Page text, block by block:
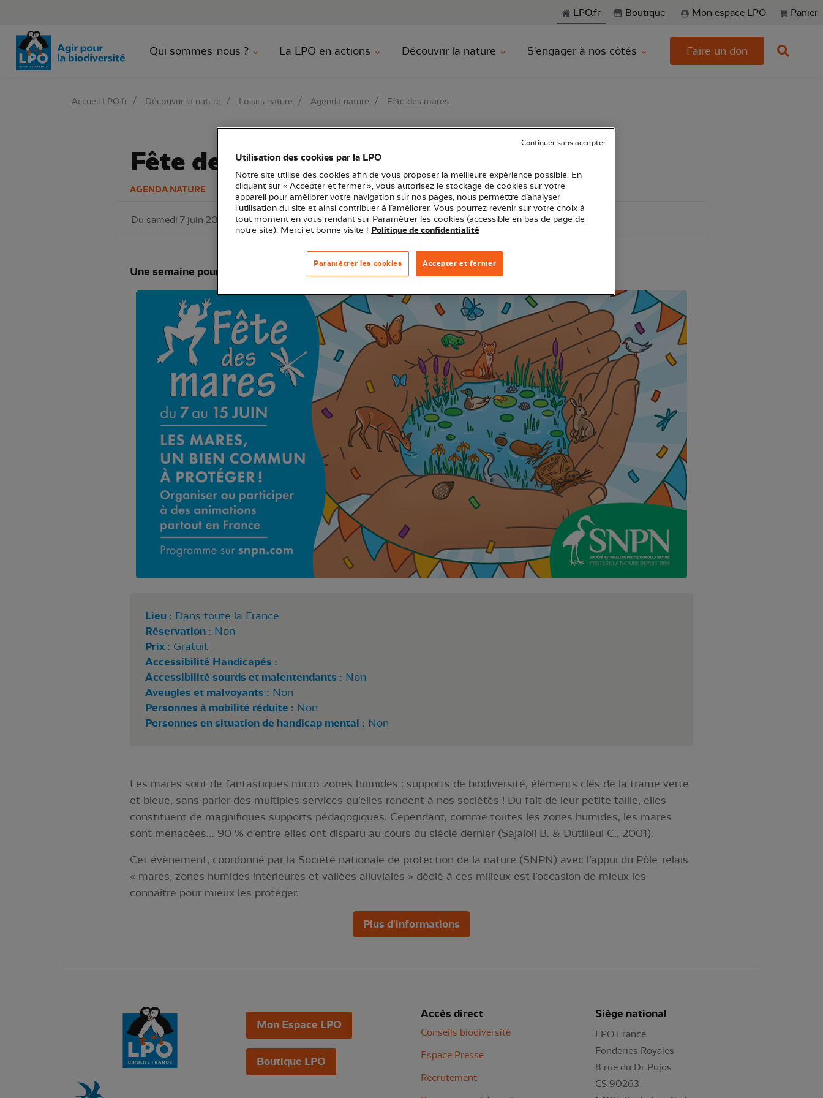
Aller à la rechercheLPO.fr Boutique Mon espace LPO Panier
Qui sommes-nous ? La LPO en actions Découvrir la nature S'engager à nos côtés Faire un don
Accueil LPO.fr Découvrir la nature Loisirs nature Agenda nature Fête des mares
Fête des mares
AGENDA NATURE
Du samedi 7 juin 2025 au dimanche 15 juin 2025 LPO France Grand RDV Toute la France
Une semaine pour sensibiliser à la protection des mares
Lieu : Dans toute la France
Réservation : Non
Prix : Gratuit
Accessibilité Handicapés :
Accessibilité sourds et malentendants : Non
Aveugles et malvoyants : Non
Personnes à mobilité réduite : Non
Personnes en situation de handicap mental : Non
Les mares sont de fantastiques micro-zones humides : supports de biodiversité, éléments clés de la trame verte
et bleue, sans parler des multiples services qu’elles rendent à nos sociétés ! Du fait de leur petite taille, elles
constituent de magnifiques supports pédagogiques. Cependant, comme toutes les zones humides, les mares
sont menacées… 90 % d’entre elles ont disparu au cours du siècle dernier (Sajaloli B. & Dutilleul C., 2001).
Cet évènement, coordonné par la Société nationale de protection de la nature (SNPN) avec l’appui du Pôle-relais
« mares, zones humides intérieures et vallées alluviales » dédié à ces milieux est l’occasion de mieux les
connaître pour mieux les protéger.
Plus d'informations
Mon Espace LPO
Boutique LPO
Accès direct
Conseils biodiversité
Espace Presse
Recrutement
Siège national
LPO France
Fonderies Royales
8 rue du Dr Pujos
CS 90263
Utilisation des cookies par la LPO
Notre site utilise des cookies afin de vous proposer la meilleure expérience possible. En
cliquant sur « Accepter et fermer », vous autorisez le stockage de cookies sur votre
appareil pour améliorer votre navigation sur nos pages, nous permettre d’analyser
l’utilisation du site et ainsi contribuer à l’améliorer. Vous pourrez revenir sur votre choix à
tout moment en vous rendant sur Paramétrer les cookies (accessible en bas de page de
notre site). Merci et bonne visite ! Politique de confidentialité
Accepter et fermer
Paramétrer les cookies
Continuer sans accepter